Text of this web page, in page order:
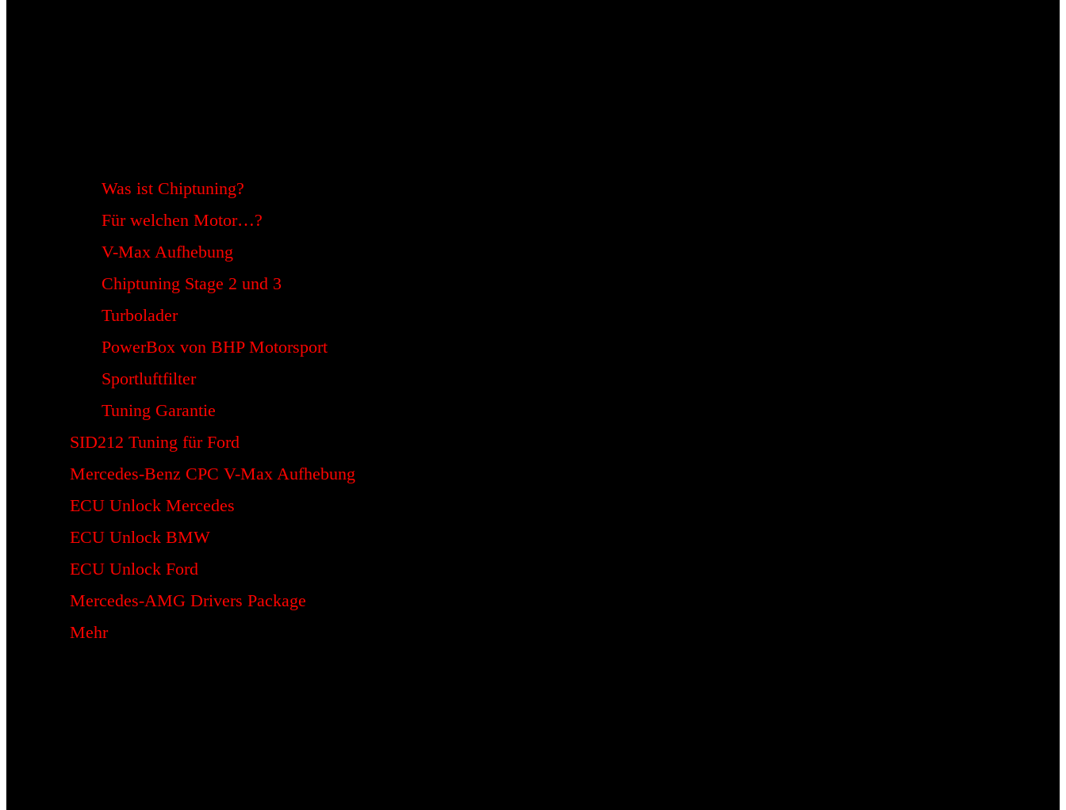
Was ist Chiptuning?
Für welchen Motor…?
V-Max Aufhebung
Chiptuning Stage 2 und 3
Turbolader
PowerBox von BHP Motorsport
Sportluftfilter
Tuning Garantie
SID212 Tuning für Ford
Mercedes-Benz CPC V-Max Aufhebung
ECU Unlock Mercedes
ECU Unlock BMW
ECU Unlock Ford
Mercedes-AMG Drivers Package
Mehr